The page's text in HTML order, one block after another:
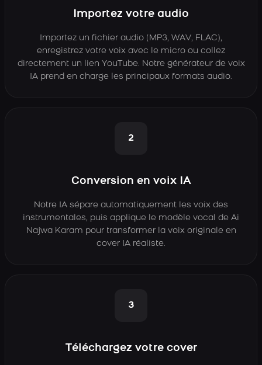
Importez votre audio
Importez un fichier audio (MP3, WAV, FLAC),
enregistrez votre voix avec le micro ou collez
directement un lien YouTube. Notre générateur de voix
IA prend en charge les principaux formats audio.
2
Conversion en voix IA
Notre IA sépare automatiquement les voix des
instrumentales, puis applique le modèle vocal de Ai
Najwa Karam pour transformer la voix originale en
cover IA réaliste.
3
Téléchargez votre cover